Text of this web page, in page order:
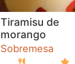
Tiramisu de
morango
Sobremesa